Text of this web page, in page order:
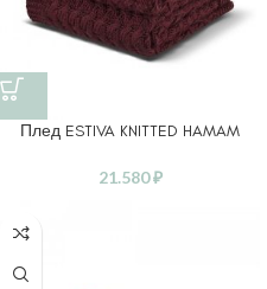
Плед ESTIVA KNITTED HAMAM
21.580₽